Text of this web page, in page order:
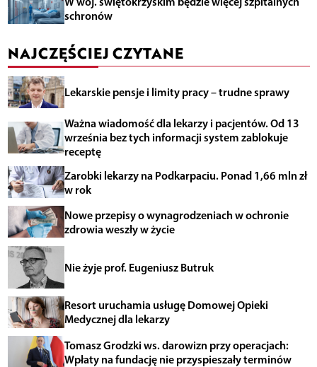
schronów
NAJCZĘŚCIEJ CZYTANE
Lekarskie pensje i limity pracy – trudne sprawy
Ważna wiadomość dla lekarzy i pacjentów. Od 13
września bez tych informacji system zablokuje
receptę
Zarobki lekarzy na Podkarpaciu. Ponad 1,66 mln zł
w rok
Nowe przepisy o wynagrodzeniach w ochronie
zdrowia weszły w życie
Nie żyje prof. Eugeniusz Butruk
Resort uruchamia usługę Domowej Opieki
Medycznej dla lekarzy
Tomasz Grodzki ws. darowizn przy operacjach:
Wpłaty na fundację nie przyspieszały terminów